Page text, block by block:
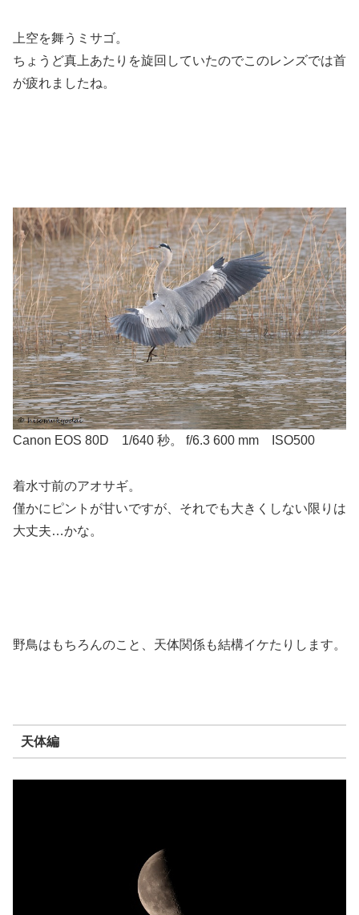
上空を舞うミサゴ。
ちょうど真上あたりを旋回していたのでこのレンズでは首
が疲れましたね。
Canon EOS 80D 1/640 秒。 f/6.3 600 mm ISO500
着水寸前のアオサギ。
僅かにピントが甘いですが、それでも大きくしない限りは
大丈夫…かな。
野鳥はもちろんのこと、天体関係も結構イケたりします。
天体編